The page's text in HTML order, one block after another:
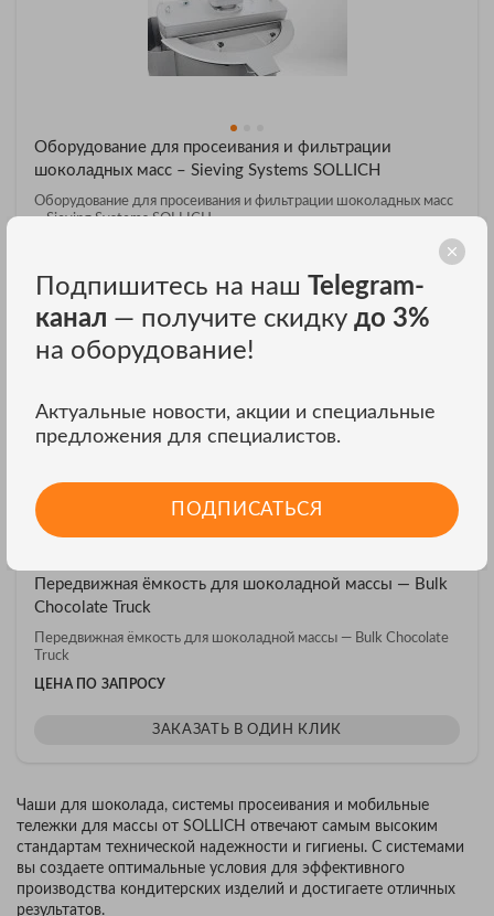
Оборудование для просеивания и фильтрации
шоколадных масс – Sieving Systems SOLLICH
Оборудование для просеивания и фильтрации шоколадных масс
– Sieving Systems SOLLICH
ЗАКАЗАТЬ В ОДИН КЛИК
Передвижная ёмкость для шоколадной массы — Bulk
Chocolate Truck
Передвижная ёмкость для шоколадной массы — Bulk Chocolate
Truck
ЦЕНА ПО ЗАПРОСУ
ЗАКАЗАТЬ В ОДИН КЛИК
Чаши для шоколада, системы просеивания и мобильные
тележки для массы от SOLLICH отвечают самым высоким
стандартам технической надежности и гигиены. С системами
вы создаете оптимальные условия для эффективного
производства кондитерских изделий и достигаете отличных
результатов.
Подпишитесь на наш Telegram-
канал — получите скидку до 3%
на оборудование!
Актуальные новости, акции и специальные
предложения для специалистов.
ПОДПИСАТЬСЯ